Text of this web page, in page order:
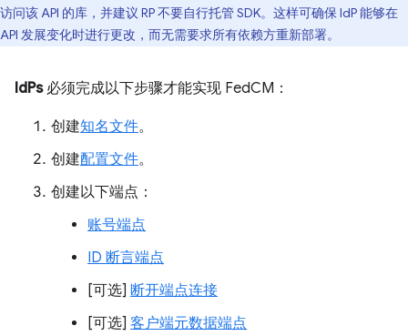
访问该 API 的库，并建议 RP 不要自行托管 SDK。这样可确保 IdP 能够在
API 发展变化时进行更改，而无需要求所有依赖方重新部署。
IdPs必须完成以下步骤才能实现 FedCM：
创建知名文件。
创建配置文件。
创建以下端点：
账号端点
ID 断言端点
[可选] 断开端点连接
[可选] 客户端元数据端点